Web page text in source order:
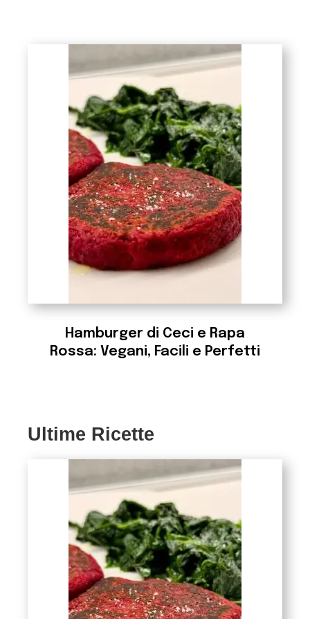
Hamburger di Ceci e Rapa
Rossa: Vegani, Facili e Perfetti
Ultime Ricette